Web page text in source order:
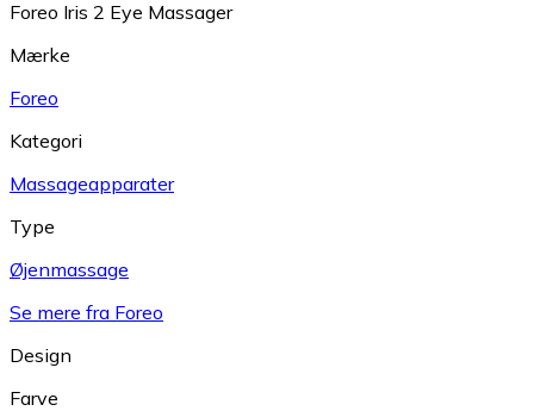
Foreo Iris 2 Eye Massager
Mærke
Foreo
Kategori
Massageapparater
Type
Øjenmassage
Se mere fra Foreo
Design
Farve